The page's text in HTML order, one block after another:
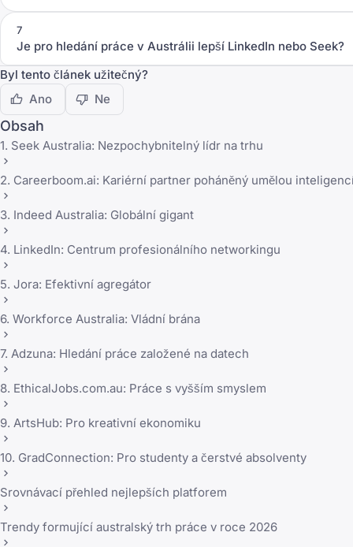
7
Je pro hledání práce v Austrálii lepší LinkedIn nebo Seek?
Byl tento článek užitečný?
Ano
Ne
Obsah
1. Seek Australia: Nezpochybnitelný lídr na trhu
2. Careerboom.ai: Kariérní partner poháněný umělou
3. Indeed Australia: Globální gigant
4. LinkedIn: Centrum profesionálního networkingu
5. Jora: Efektivní agregátor
6. Workforce Australia: Vládní brána
7. Adzuna: Hledání práce založené na datech
8. EthicalJobs.com.au: Práce s vyšším smyslem
9. ArtsHub: Pro kreativní ekonomiku
10. GradConnection: Pro studenty a čerstvé absolventy
Srovnávací přehled nejlepších platforem
Trendy formující australský trh práce v roce 2026